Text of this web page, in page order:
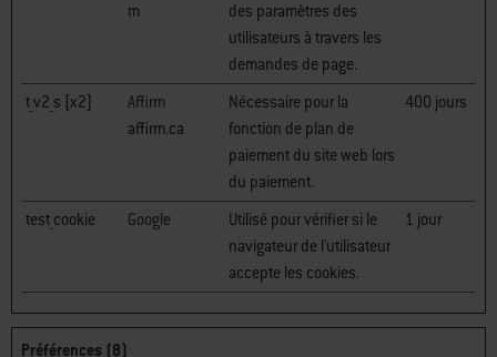
m
des paramètres des
utilisateurs à travers les
demandes de page.
t_v2_s [x2]
Affirm
affirm.ca
Nécessaire pour la
fonction de plan de
paiement du site web lors
du paiement.
400 jours
test_cookie Google
Utilisé pour vérifier si le
navigateur de l'utilisateur
accepte les cookies.
1 jour
Préférences (8)